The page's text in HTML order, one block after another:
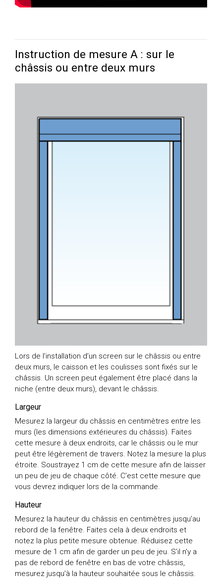
Instruction de mesure A : sur le
châssis ou entre deux murs
Lors de l’installation d’un screen sur le châssis ou entre
deux murs, le caisson et les coulisses sont fixés sur le
châssis. Un screen peut également être placé dans la
niche (entre deux murs), devant le châssis.
Largeur
Mesurez la largeur du châssis en centimètres entre les
murs (les dimensions extérieures du châssis). Faites
cette mesure à deux endroits, car le châssis ou le mur
peut être légèrement de travers. Notez la mesure la plus
étroite. Soustrayez 1 cm de cette mesure afin de laisser
un peu de jeu de chaque côté. C’est cette mesure que
vous devrez indiquer lors de la commande.
Hauteur
Mesurez la hauteur du châssis en centimètres jusqu’au
rebord de la fenêtre. Faites cela à deux endroits et
notez la plus petite mesure obtenue. Réduisez cette
mesure de 1 cm afin de garder un peu de jeu. S’il n’y a
pas de rebord de fenêtre en bas de votre châssis,
mesurez jusqu’à la hauteur souhaitée sous le châssis.